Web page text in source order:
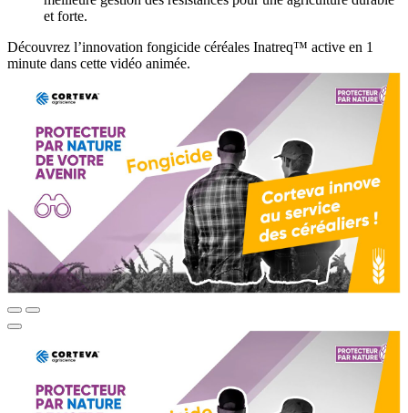
et forte.
Découvrez l’innovation fongicide céréales Inatreq™ active en 1
minute dans cette vidéo animée.